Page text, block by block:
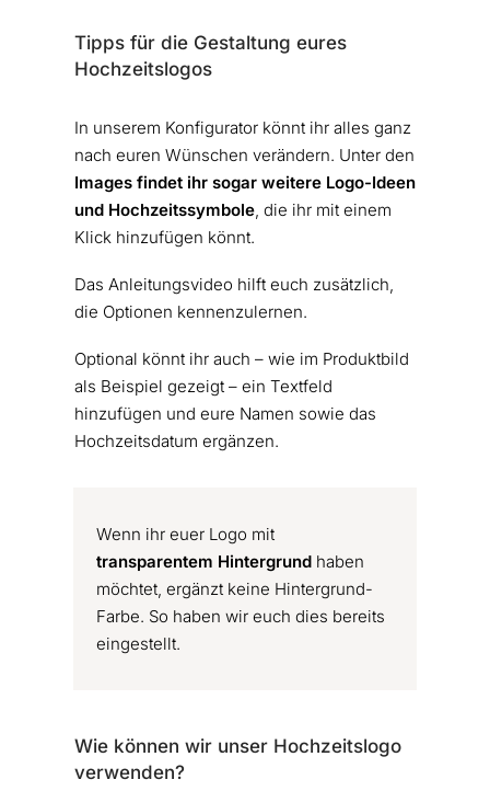
Tipps für die Gestaltung eures
Hochzeitslogos
In unserem Konfigurator könnt ihr alles ganz
nach euren Wünschen verändern. Unter den
Images findet ihr sogar weitere Logo-Ideen
und Hochzeitssymbole, die ihr mit einem
Klick hinzufügen könnt.
Das Anleitungsvideo hilft euch zusätzlich,
die Optionen kennenzulernen.
Optional könnt ihr auch – wie im Produktbild
als Beispiel gezeigt – ein Textfeld
hinzufügen und eure Namen sowie das
Hochzeitsdatum ergänzen.
Wenn ihr euer Logo mit
transparentem Hintergrundhaben
möchtet, ergänzt keine Hintergrund-
Farbe. So haben wir euch dies bereits
eingestellt.
Wie können wir unser Hochzeitslogo
verwenden?